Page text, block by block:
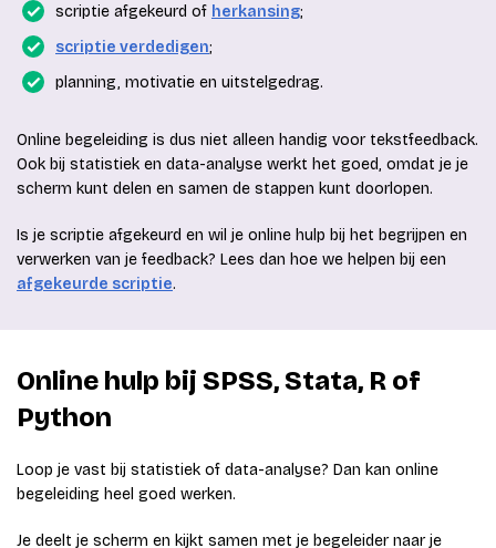
scriptie afgekeurd of herkansing;
scriptie verdedigen;
planning, motivatie en uitstelgedrag.
Online begeleiding is dus niet alleen handig voor tekstfeedback.
Ook bij statistiek en data-analyse werkt het goed, omdat je je
scherm kunt delen en samen de stappen kunt doorlopen.
Is je scriptie afgekeurd en wil je online hulp bij het begrijpen en
verwerken van je feedback? Lees dan hoe we helpen bij een
afgekeurde scriptie.
Online hulp bij SPSS, Stata, R of
Python
Loop je vast bij statistiek of data-analyse? Dan kan online
begeleiding heel goed werken.
Je deelt je scherm en kijkt samen met je begeleider naar je